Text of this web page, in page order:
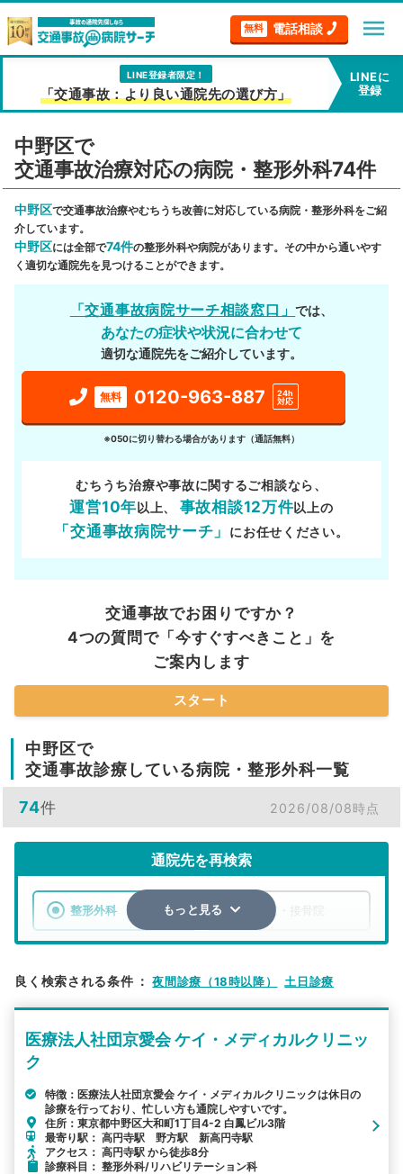
無料 電話相談 menu
LINE登録者限定！
「交通事故：より良い通院先の選び方」
LINEに
登録
中野区で
交通事故治療対応の病院・整形外科74件
中野区で交通事故治療やむちうち改善に対応している病院・整形外科をご紹
介しています。
中野区には全部で74件の整形外科や病院があります。その中から通いやす
く適切な通院先を見つけることができます。
「交通事故病院サーチ相談窓口」では、
あなたの症状や状況に合わせて
適切な通院先をご紹介しています。
無料 0120-963-887
24h
対応
※050に切り替わる場合があります（通話無料）
むちうち治療や事故に関するご相談なら、
運営10年以上、 事故相談12万件以上の
「交通事故病院サーチ」 にお任せください。
交通事故でお困りですか？
4つの質問で「今すぐすべきこと」を
ご案内します
スタート
中野区で
交通事故診療している病院・整形外科一覧
74件 2026/08/08時点
通院先を再検索
整形外科 整骨院・接骨院
検索する
詳細条件で絞り込む
その他の検索方法
駅から探す 院名から探す
もっと見る
良く検索される条件 ： 夜間診療（18時以降） 土日診療
医療法人社団京愛会 ケイ・メディカルクリニッ
ク
特徴：医療法人社団京愛会 ケイ・メディカルクリニックは休日の
診療を行っており、忙しい方も通院しやすいです。
住所：東京都中野区大和町1丁目4-2 白鳳ビル3階
最寄り駅： 高円寺駅 野方駅 新高円寺駅
アクセス： 高円寺駅 から徒歩8分
診療科目： 整形外科/リハビリテーション科